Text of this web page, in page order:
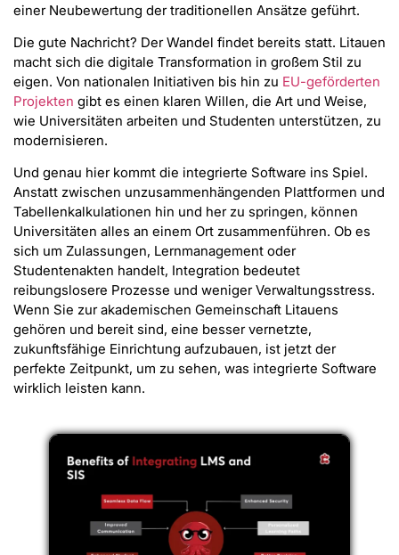
einer Neubewertung der traditionellen Ansätze geführt.
Die gute Nachricht? Der Wandel findet bereits statt. Litauen
macht sich die digitale Transformation in großem Stil zu
eigen. Von nationalen Initiativen bis hin zu EU-geförderten
Projekten gibt es einen klaren Willen, die Art und Weise,
wie Universitäten arbeiten und Studenten unterstützen, zu
modernisieren.
Und genau hier kommt die integrierte Software ins Spiel.
Anstatt zwischen unzusammenhängenden Plattformen und
Tabellenkalkulationen hin und her zu springen, können
Universitäten alles an einem Ort zusammenführen. Ob es
sich um Zulassungen, Lernmanagement oder
Studentenakten handelt, Integration bedeutet
reibungslosere Prozesse und weniger Verwaltungsstress.
Wenn Sie zur akademischen Gemeinschaft Litauens
gehören und bereit sind, eine besser vernetzte,
zukunftsfähige Einrichtung aufzubauen, ist jetzt der
perfekte Zeitpunkt, um zu sehen, was integrierte Software
wirklich leisten kann.